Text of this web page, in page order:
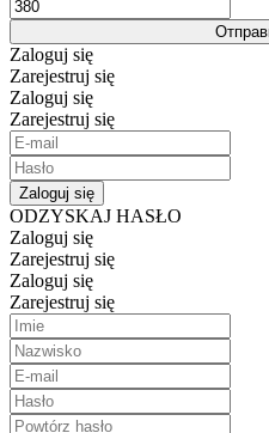
Zaloguj się
Zarejestruj się
Zaloguj się
Zarejestruj się
Zaloguj się
ODZYSKAJ HASŁO
Zaloguj się
Zarejestruj się
Zaloguj się
Zarejestruj się